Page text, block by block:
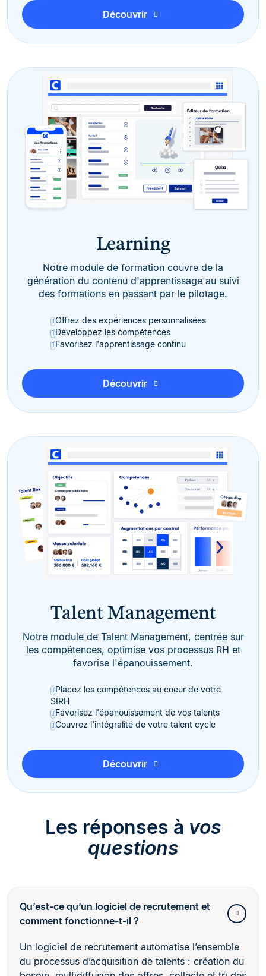
Découvrir
Learning
Notre module de formation couvre de la
génération du contenu d'apprentissage au suivi
des formations en passant par le pilotage.
Offrez des expériences personnalisées
Développez les compétences
Favorisez l'apprentissage continu
Découvrir
Talent Management
Notre module de Talent Management, centrée sur
les compétences, optimise vos processus RH et
favorise l'épanouissement.
Placez les compétences au coeur de votre
SIRH
Favorisez l'épanouissement de vos talents
Couvrez l'intégralité de votre talent cycle
Découvrir
Les réponses à vos
questions
Qu’est-ce qu’un logiciel de recrutement et
comment fonctionne-t-il ?
Un logiciel de recrutement automatise l’ensemble
du processus d’acquisition de talents : création du